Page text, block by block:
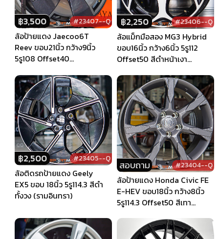
฿3,500 #23407--Q
ล้อป้ายแดง Jaecoo6T
Reev ขอบ21นิ้ว กว้าง9นิ้ว
5รู108 Offset40
฿2,250 #23406--Q
ล้อแม็กมือสอง MG3 Hybrid
ขอบ16นิ้ว กว้าง6นิ้ว 5รู112
Offset50 สีดำหน้าเงา
฿2,500 #23405--Q
ล้อติดรถป้ายแดง Geely
EX5 ขอบ 18นิ้ว 5รู114.3 สีดำ
ทั้งวง (รามอินทรา)
สอบถาม #23404--Q
ล้อป้ายแดง Honda Civic FE
E-HEV ขอบ18นิ้ว กว้าง8นิ้ว
5รู114.3 Offset50 สีเทา